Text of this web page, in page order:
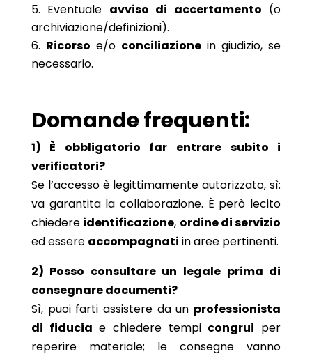
Eventuale avviso di accertamento (o
archiviazione/definizioni).
Ricorso e/o conciliazione in giudizio, se
necessario.
Domande frequenti:
1) È obbligatorio far entrare subito i
verificatori?
Se l’accesso è legittimamente autorizzato, sì:
va garantita la collaborazione. È però lecito
chiedere identificazione, ordine di servizio
ed essere accompagnati in aree pertinenti.
2) Posso consultare un legale prima di
consegnare documenti?
Sì, puoi farti assistere da un professionista
di fiducia e chiedere tempi congrui per
reperire materiale; le consegne vanno